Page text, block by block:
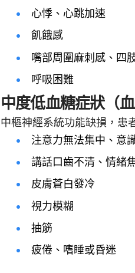
心悸、心跳加速
飢餓感
嘴部周圍麻刺感、四
呼吸困難
中度低血糖症狀（
中樞神經系統功能缺損，患
注意力無法集中、意
講話口齒不清、情緒
皮膚蒼白發冷
視力模糊
抽筋
疲倦、嗜睡或昏迷